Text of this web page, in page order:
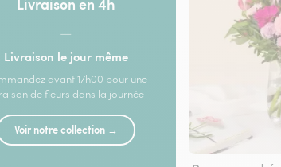
—
Livraison le jour même
avant 17h00 pour une
de fleurs dans la journée
Voir notre collection →